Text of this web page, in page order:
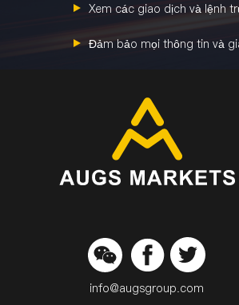
Xem các giao dịch và lệnh
Đảm bảo mọi thông tin và
info@augsgroup.com